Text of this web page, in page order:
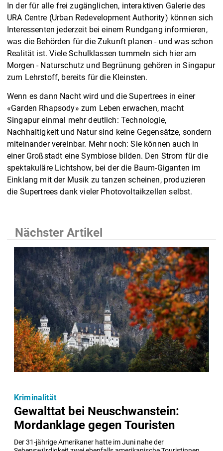
In der für alle frei zugänglichen, interaktiven Galerie des
URA Centre (Urban Redevelopment Authority) können sich
Interessenten jederzeit bei einem Rundgang informieren,
was die Behörden für die Zukunft planen - und was schon
Realität ist. Viele Schulklassen tummeln sich hier am
Morgen - Naturschutz und Begrünung gehören in Singapur
zum Lehrstoff, bereits für die Kleinsten.
Wenn es dann Nacht wird und die Supertrees in einer
«Garden Rhapsody» zum Leben erwachen, macht
Singapur einmal mehr deutlich: Technologie,
Nachhaltigkeit und Natur sind keine Gegensätze, sondern
miteinander vereinbar. Mehr noch: Sie können auch in
einer Großstadt eine Symbiose bilden. Den Strom für die
spektakuläre Lichtshow, bei der die Baum-Giganten im
Einklang mit der Musik zu tanzen scheinen, produzieren
die Supertrees dank vieler Photovoltaikzellen selbst.
Nächster Artikel
Gewalttat bei Neuschwanstein:
Mordanklage gegen Touristen
Der 31-jährige Amerikaner hatte im Juni nahe der
Kriminalität